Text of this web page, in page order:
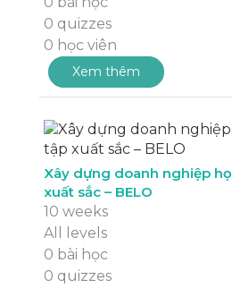
0 quizzes
0 học viên
Xem thêm
Xây dựng doanh nghiệp
xuất sắc – BELO
10 weeks
All levels
0 bài học
0 quizzes